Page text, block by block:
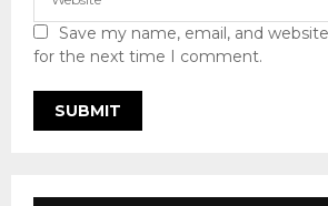
Save my name, email, and
for the next time I comment.